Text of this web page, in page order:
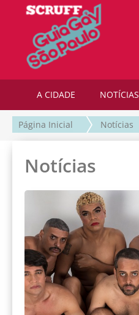
A CIDADE NOTÍCIAS
Página Inicial Notícias
Notícias